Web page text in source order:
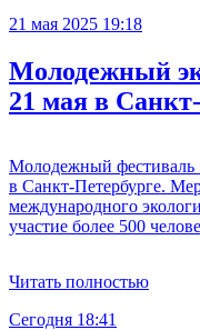
21 мая 2025 19:18
Молодежный
21 мая в
Молодежный фестиваль
в Санкт-Петербурге.
международного
участие более 500
Читать полностью
Сегодня 18:41